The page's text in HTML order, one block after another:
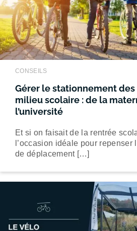
CONSEILS
Gérer le stationnement des
milieu scolaire : de la
l’université
Et si on faisait de la rentrée
l’occasion idéale pour repenser
de déplacement […]